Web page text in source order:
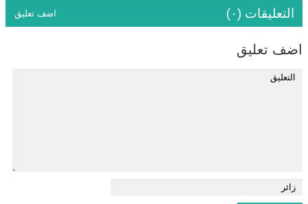
التعليقات (٠) اضف تعليق
اضف تعليق